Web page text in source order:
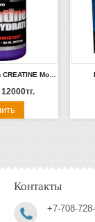
12000тг.
Контакты
+7-708-